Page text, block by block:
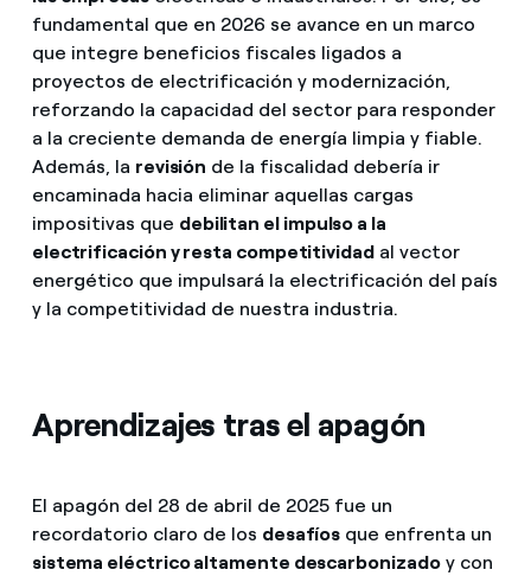
fundamental que en 2026 se avance en un marco
que integre beneficios fiscales ligados a
proyectos de electrificación y modernización,
reforzando la capacidad del sector para responder
a la creciente demanda de energía limpia y fiable.
Además, la revisión de la fiscalidad debería ir
encaminada hacia eliminar aquellas cargas
impositivas que debilitan el impulso a la
electrificación y resta competitividadal vector
energético que impulsará la electrificación del país
y la competitividad de nuestra industria.
Aprendizajes tras el apagón
El apagón del 28 de abril de 2025 fue un
recordatorio claro de los desafíos que enfrenta un
sistema eléctrico altamente descarbonizadoy con